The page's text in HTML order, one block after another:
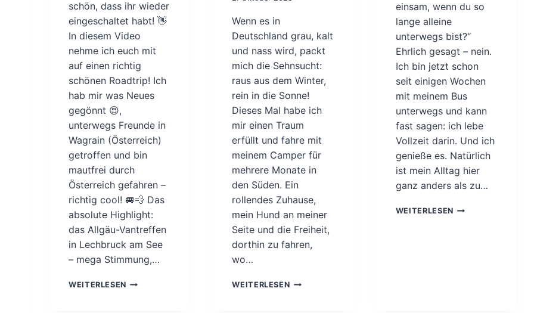
Z
I
S
C
H
E
N
U
F
B
R
C
H
B
schön, dass ihr wieder
eingeschaltet habt! 👋
In diesem Video
nehme ich euch mit
auf einen richtig
schönen Roadtrip! Ich
hab mir was Neues
gegönnt 😍,
unterwegs Freunde in
Wagrain (Österreich)
getroffen und bin
mautfrei durch
Österreich gefahren –
richtig cool! 🚐💨 Das
absolute Highlight:
das Allgäu-Vantreffen
in Lechbruck am See
– mega Stimmung,…
WEITERLESEN
Wenn es in
Deutschland grau, kalt
und nass wird, packt
mich die Sehnsucht:
raus aus dem Winter,
rein in die Sonne!
Dieses Mal habe ich
mir einen Traum
erfüllt und fahre mit
meinem Camper für
mehrere Monate in
den Süden. Ein
rollendes Zuhause,
mein Hund an meiner
Seite und die Freiheit,
dorthin zu fahren,
wo…
WEITERLESENÜ
einsam, wenn du so
lange alleine
unterwegs bist?“
Ehrlich gesagt – nein.
Ich bin jetzt schon
seit einigen Wochen
mit meinem Bus
unterwegs und kann
fast sagen: ich lebe
Vollzeit darin. Und ich
genieße es. Natürlich
ist mein Alltag hier
ganz anders als zu…
WEITERLESENU